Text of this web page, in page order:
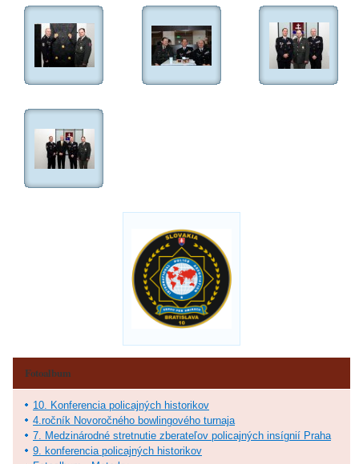
Fotoalbum
10. Konferencia policajných historikov
4.ročník Novoročného bowlingového turnaja
7. Medzinárodné stretnutie zberateľov policajných insígnií Praha
9. konferencia policajných historikov